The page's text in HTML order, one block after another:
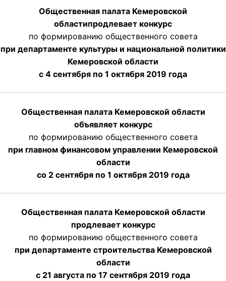
Общественная палата Кемеровской
областипродлевает конкурс
по формированию общественного совета
при департаменте культуры и национальной политики
Кемеровской области
с 4 сентября по 1 октября 2019 года
Общественная палата Кемеровской области
объявляет конкурс
по формированию общественного совета
при главном финансовом управлении Кемеровской
области
со 2 сентября по 1 октября 2019 года
Общественная палата Кемеровской области
продлевает конкурс
по формированию общественного совета
при департаменте строительства Кемеровской
области
с 21 августа по 17 сентября 2019 года